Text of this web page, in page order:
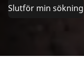
Slutför min sökning